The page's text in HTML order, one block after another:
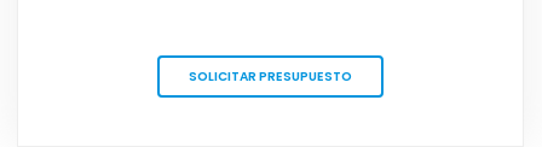
SOLICITAR PRESUPUESTO